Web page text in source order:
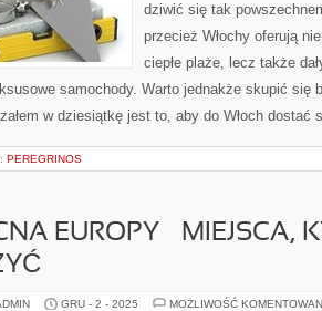
dziwić się tak
przecież Włochy oferują
ciepłe plaże, lecz także
samochody. Warto jednakże skupić się
w dziesiątkę jest to, aby do Włoch
PEREGRINOS
EUROPY – MIEJSCA,
GRU - 2 - 2025 MOŻLIWOŚĆ